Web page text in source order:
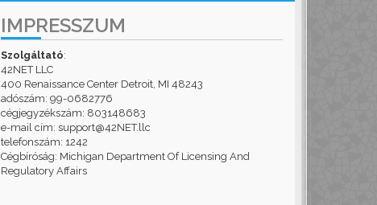
IMPRESSZUM
Szolgáltató:
42NET LLC
400 Renaissance Center Detroit, MI 48243
adószám: 99-0682776
cégjegyzékszám: 803148683
e-mail cím: support@42NET.llc
telefonszám: 1242
Cégbíróság: Michigan Department Of Licensing And
Regulatory Affairs